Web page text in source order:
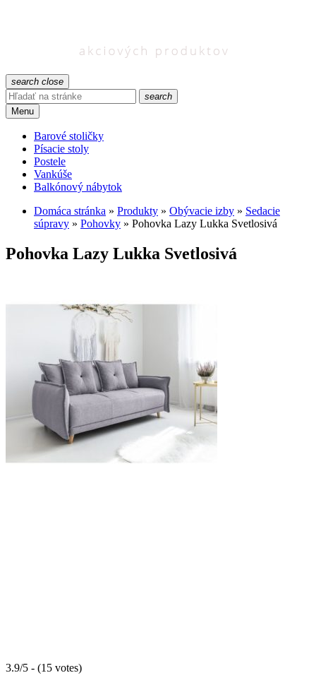
search close
search
Menu
Barové stoličky
Písacie stoly
Postele
Vankúše
Balkónový nábytok
Domáca stránka » Produkty » Obývacie izby » Sedacie
súpravy » Pohovky » Pohovka Lazy Lukka Svetlosivá
Pohovka Lazy Lukka Svetlosivá
3.9/5 - (15 votes)